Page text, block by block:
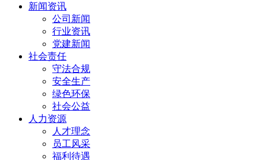
新闻资讯
公司新闻
行业资讯
党建新闻
社会责任
守法合规
安全生产
绿色环保
社会公益
人力资源
人才理念
员工风采
福利待遇